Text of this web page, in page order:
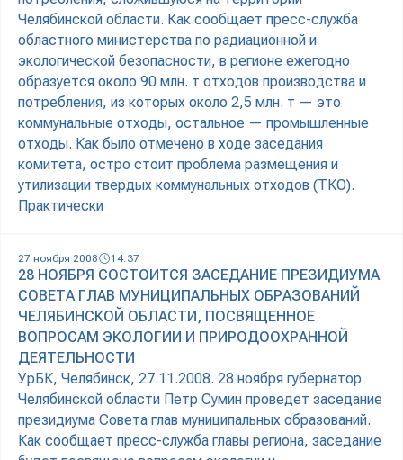
Челябинской области. Как сообщает пресс-служба
областного министерства по радиационной и
экологической безопасности, в регионе ежегодно
образуется около 90 млн. т отходов производства и
потребления, из которых около 2,5 млн. т — это
коммунальные отходы, остальное — промышленные
отходы. Как было отмечено в ходе заседания
комитета, остро стоит проблема размещения и
утилизации твердых коммунальных отходов (ТКО).
Практически
27 ноября 2008 14:37
28 НОЯБРЯ СОСТОИТСЯ ЗАСЕДАНИЕ ПРЕЗИДИУМА
СОВЕТА ГЛАВ МУНИЦИПАЛЬНЫХ ОБРАЗОВАНИЙ
ЧЕЛЯБИНСКОЙ ОБЛАСТИ, ПОСВЯЩЕННОЕ
ВОПРОСАМ ЭКОЛОГИИ И ПРИРОДООХРАННОЙ
ДЕЯТЕЛЬНОСТИ
УрБК, Челябинск, 27.11.2008. 28 ноября губернатор
Челябинской области Петр Сумин проведет заседание
президиума Совета глав муниципальных образований.
Как сообщает пресс-служба главы региона, заседание